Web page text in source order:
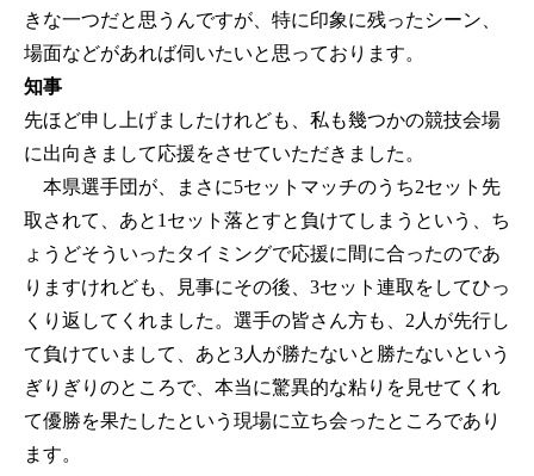
きな一つだと思うんですが、特に印象に残ったシーン、
場面などがあれば伺いたいと思っております。
知事
先ほど申し上げましたけれども、私も幾つかの競技会場
に出向きまして応援をさせていただきました。
本県選手団が、まさに5セットマッチのうち2セット先
取されて、あと1セット落とすと負けてしまうという、ち
ょうどそういったタイミングで応援に間に合ったのであ
りますけれども、見事にその後、3セット連取をしてひっ
くり返してくれました。選手の皆さん方も、2人が先行し
て負けていまして、あと3人が勝たないと勝たないという
ぎりぎりのところで、本当に驚異的な粘りを見せてくれ
て優勝を果たしたという現場に立ち会ったところであり
ます。